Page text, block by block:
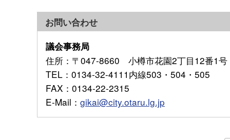
お問い合わせ
議会事務局
住所 ：〒047-8660 小樽市花園2丁目12番1号
TEL ：0134-32-4111内線503・504・505
FAX ：0134-22-2315
E-Mail ： gikai@city.otaru.lg.jp